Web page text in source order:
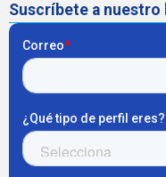
Suscríbete a nuestro